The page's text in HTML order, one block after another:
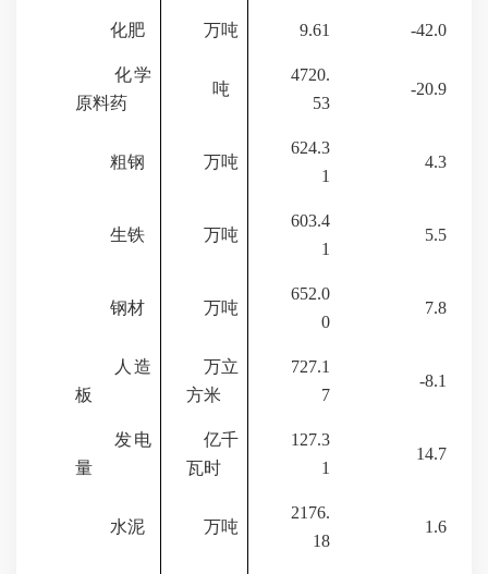
化肥 万吨 9.61 -42.0
化学
原料药
吨
4720.
53
-20.9
粗钢 万吨
624.3
1
4.3
生铁 万吨
603.4
1
5.5
钢材 万吨
652.0
0
7.8
人造
板
万立
方米
727.1
7
-8.1
发电
量
亿千
瓦时
127.3
1
14.7
水泥 万吨
2176.
18
1.6